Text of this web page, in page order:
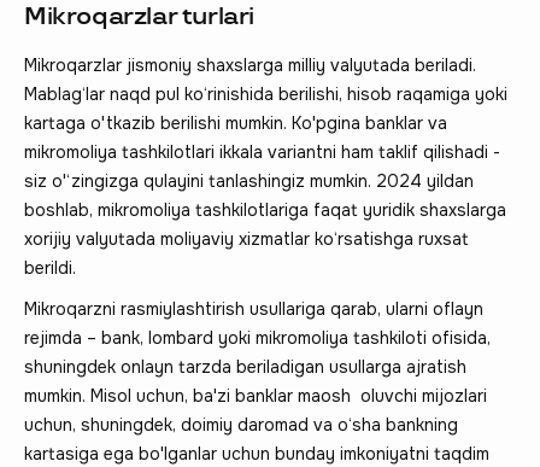
Mikroqarzlar turlari
Mikroqarzlar jismoniy shaxslarga milliy valyutada beriladi.
Mablag‘lar naqd pul ko‘rinishida berilishi, hisob raqamiga yoki
kartaga o'tkazib berilishi mumkin. Ko'pgina banklar va
mikromoliya tashkilotlari ikkala variantni ham taklif qilishadi -
siz o'‘zingizga qulayini tanlashingiz mumkin. 2024 yildan
boshlab, mikromoliya tashkilotlariga faqat yuridik shaxslarga
xorijiy valyutada moliyaviy xizmatlar ko‘rsatishga ruxsat
berildi.
Mikroqarzni rasmiylashtirish usullariga qarab, ularni oflayn
rejimda – bank, lombard yoki mikromoliya tashkiloti ofisida,
shuningdek onlayn tarzda beriladigan usullarga ajratish
mumkin. Misol uchun, ba'zi banklar maosh oluvchi mijozlari
uchun, shuningdek, doimiy daromad va o‘sha bankning
kartasiga ega bo'lganlar uchun bunday imkoniyatni taqdim